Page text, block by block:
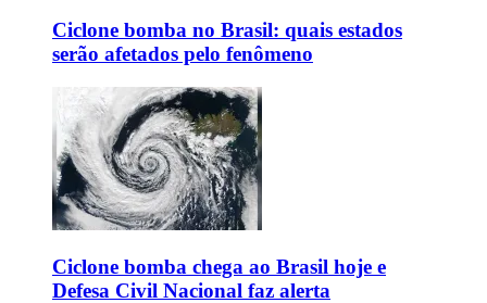
Ciclone bomba no Brasil: quais estados
serão afetados pelo fenômeno
Ciclone bomba chega ao Brasil hoje e
Defesa Civil Nacional faz alerta